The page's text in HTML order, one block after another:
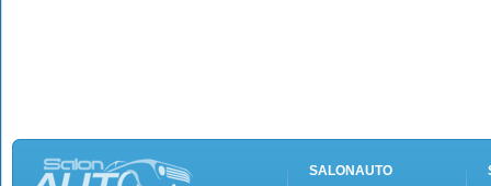
SALONAUTO